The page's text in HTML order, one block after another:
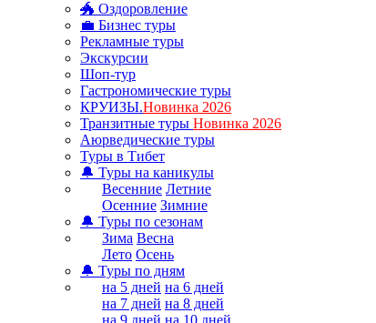
🐲 Оздоровление
💼 Бизнес туры
Рекламные туры
Экскурсии
Шоп-тур
Гастрономические туры
КРУИЗЫ.Новинка 2026
Транзитные туры Новинка 2026
Аюрведические туры
Туры в Тибет
🔔 Туры на каникулы
Весенние Летние
Осенние Зимние
🔔 Туры по сезонам
Зима Весна
Лето Осень
🔔 Туры по дням
на 5 дней на 6 дней
на 7 дней на 8 дней
на 9 дней на 10 дней